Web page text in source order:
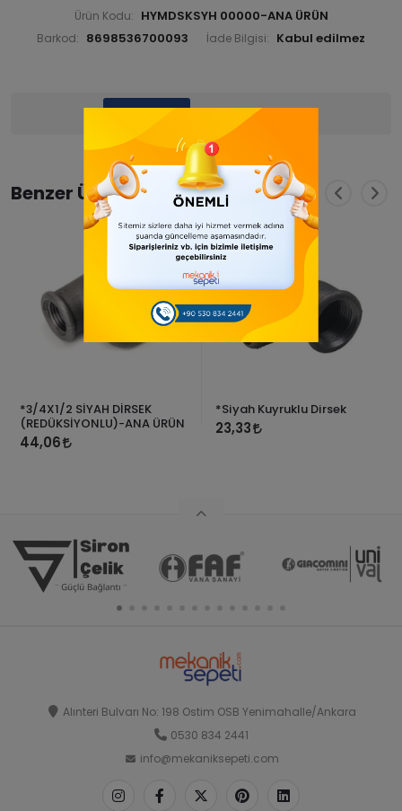
Ürün Kodu: HYMDSKSYH 00000-ANA ÜRÜN
Barkod: 8698536700093 İade Bilgisi:
Yorumlar
Benzer Ürünler
*3/4X1/2 SİYAH DİRSEK
(REDÜKSİYONLU)-ANA ÜRÜN
44,06
*Siyah Kuyruklu Dirsek
23,33
Alınteri Bulvarı No: 198 Ostim OSB Yenimahalle/Ankara
0530 834 2441
info@mekaniksepeti.com